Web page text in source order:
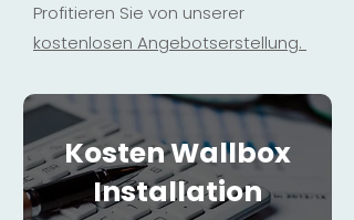
Profitieren Sie von unserer
kostenlosen Angebotserstellung.
Kosten Wallbox
Installation